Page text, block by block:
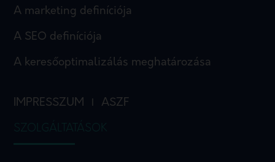
A marketing definíciója
A SEO definíciója
A keresőoptimalizálás meghatározása
IMPRESSZUM ASZF
SZOLGÁLTATÁSOK